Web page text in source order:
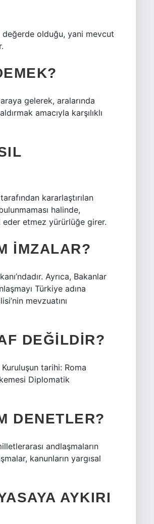
değerde olduğu, yani mevcut
gelerek, aralarında
amacıyla karşılıklı
kararlaştırılan
halinde,
eder etmez yürürlüğe girer.
IMZALAR?
Ayrıca, Bakanlar
Türkiye adına
mevzuatını
DEĞILDIR?
tarihi: Roma
Diplomatik
DENETLER?
andlaşmaların
kanunların yargısal
AYKIRI